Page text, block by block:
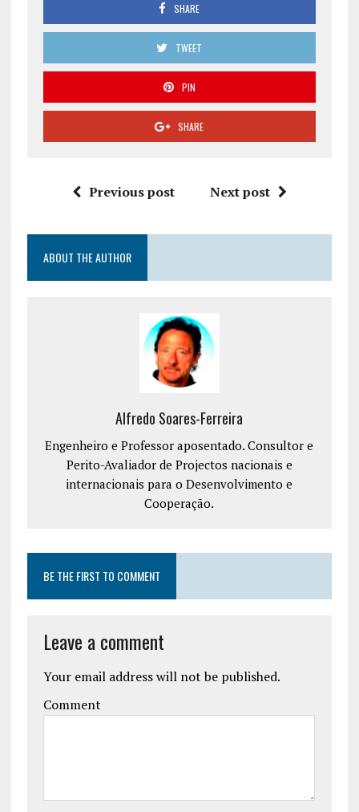
SHARE
TWEET
PIN
SHARE
Previous post Next post
ABOUT THE AUTHOR
Alfredo Soares-Ferreira
Engenheiro e Professor aposentado. Consultor e
Perito-Avaliador de Projectos nacionais e
internacionais para o Desenvolvimento e
Cooperação.
BE THE FIRST TO COMMENT
Leave a comment
Your email address will not be published.
Comment